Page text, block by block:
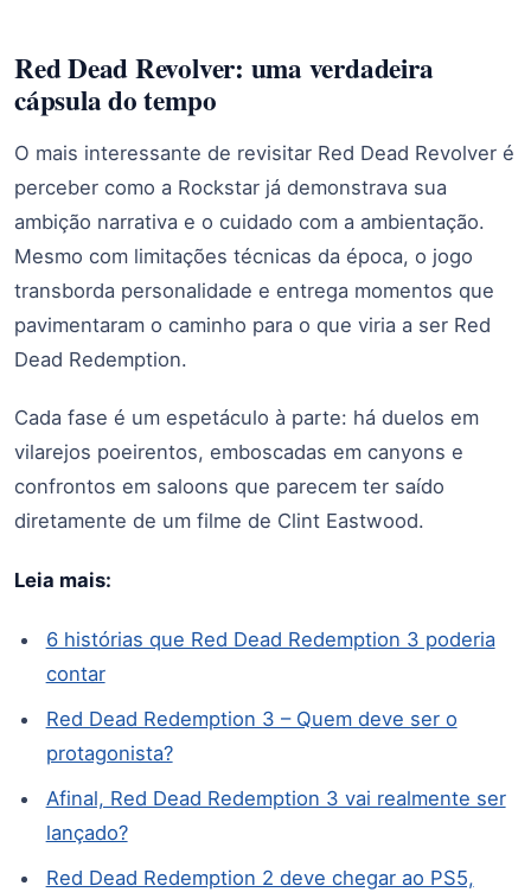
Red Dead Revolver: uma verdadeira
cápsula do tempo
O mais interessante de revisitar Red Dead Revolver é
perceber como a Rockstar já demonstrava sua
ambição narrativa e o cuidado com a ambientação.
Mesmo com limitações técnicas da época, o jogo
transborda personalidade e entrega momentos que
pavimentaram o caminho para o que viria a ser Red
Dead Redemption.
Cada fase é um espetáculo à parte: há duelos em
vilarejos poeirentos, emboscadas em canyons e
confrontos em saloons que parecem ter saído
diretamente de um filme de Clint Eastwood.
Leia mais:
6 histórias que Red Dead Redemption 3 poderia
contar
Red Dead Redemption 3 – Quem deve ser o
protagonista?
Afinal, Red Dead Redemption 3 vai realmente ser
lançado?
Red Dead Redemption 2 deve chegar ao PS5,